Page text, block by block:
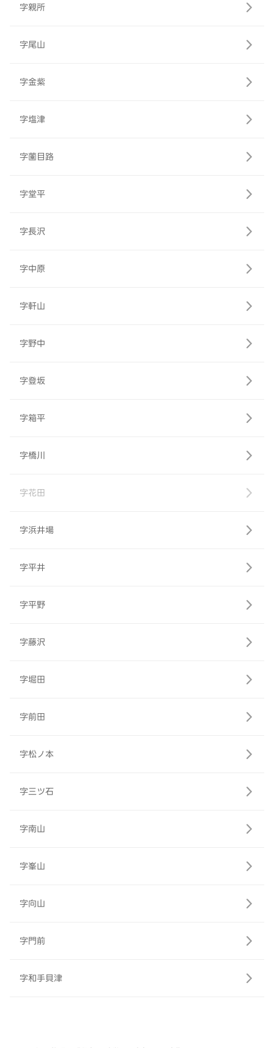
字親所
字尾山
字金紫
字塩津
字薗目路
字堂平
字長沢
字中原
字軒山
字野中
字登坂
字箱平
字橋川
字花田
字浜井場
字平井
字平野
字藤沢
字堀田
字前田
字松ノ本
字三ツ石
字南山
字峯山
字向山
字門前
字和手貝津